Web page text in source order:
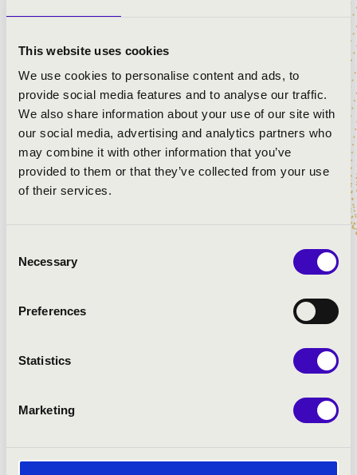
This website uses cookies
We use cookies to personalise content and ads, to
provide social media features and to analyse our traffic.
We also share information about your use of our site with
our social media, advertising and analytics partners who
may combine it with other information that you’ve
provided to them or that they’ve collected from your use
of their services.
Selection
Necessary
Preferences
Statistics
Marketing
Nagy Eszter- hegedű
MŰSOR:
Scheidemann: d-moll prelúdium
Bach: Piéce d'Orgue
Krebs: B-A-C-H fúga
Corelli: F-dúr szonáta Op.5. no.4.
Pachelbel: f-moll chaconne